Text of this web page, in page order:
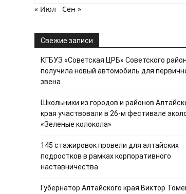
« Июл
Сен »
Свежие записи
КГБУЗ «Советская ЦРБ» Советского
получила новый автомобиль для
звена
Школьники из городов и районов
края участвовали в 26-м фестивале
«Зеленые колокола»
145 стажировок провели для алтайских
подростков в рамках корпоративного
наставничества
Губернатор Алтайского края Виктор